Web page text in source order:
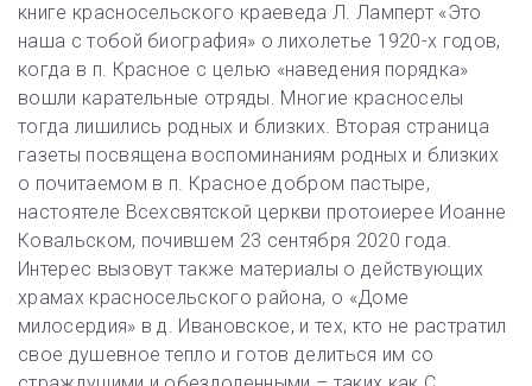
книге красносельского краеведа Л. Ламперт «Это
наша с тобой биография» о лихолетье 1920-х годов,
когда в п. Красное с целью «наведения порядка»
вошли карательные отряды. Многие красноселы
тогда лишились родных и близких. Вторая страница
газеты посвящена воспоминаниям родных и близких
о почитаемом в п. Красное добром пастыре,
настоятеле Всехсвятской церкви протоиерее Иоанне
Ковальском, почившем 23 сентября 2020 года.
Интерес вызовут также материалы о действующих
храмах красносельского района, о «Доме
милосердия» в д. Ивановское, и тех, кто не растратил
свое душевное тепло и готов делиться им со